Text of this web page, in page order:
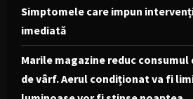
Simptomele care impun
imediată
Marile magazine reduc consumul
de vârf. Aerul condiționat va fi